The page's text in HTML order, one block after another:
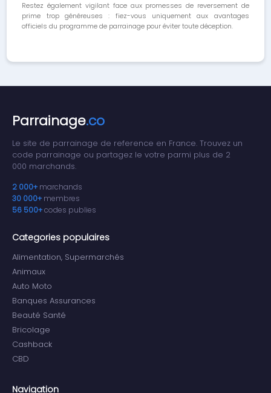
Restez également vigilant face aux promesses de reversement de
prime trop généreuses : fiez-vous uniquement aux avantages
officiels du programme de parrainage pour éviter toute déception.
Parrainage.co
Le site de parrainage de reference en France. Trouvez un
code parrainage ou partagez le votre parmi plus de 2
000 marchands.
2 000+ marchands
30 000+ membres
56 500+codes publies
Categories populaires
Alimentation, Supermarchés
Animaux
Auto Moto
Banques Assurances
Beauté Santé
Bricolage
Cashback
CBD
Navigation